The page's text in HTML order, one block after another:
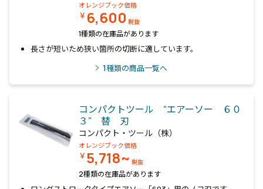
オレンジブック価格
￥ 6,600 税抜
1種類の在庫品があります
長さが短いため狭い箇所の切断に適しています。
1種類の商品一覧へ
コンパクトツール “エアーソー ６０
３” 替 刃
コンパクト・ツール（株）
オレンジブック価格
￥5,718~ 税抜
2種類の在庫品があります